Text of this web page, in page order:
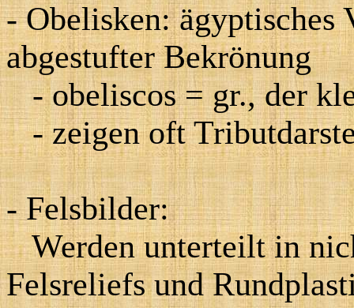
- Obelisken: ägyptisches
abgestufter Bekrönung
- obeliscos = gr., der
- zeigen oft
- Felsbilder:
Werden unterteilt in
Felsreliefs und